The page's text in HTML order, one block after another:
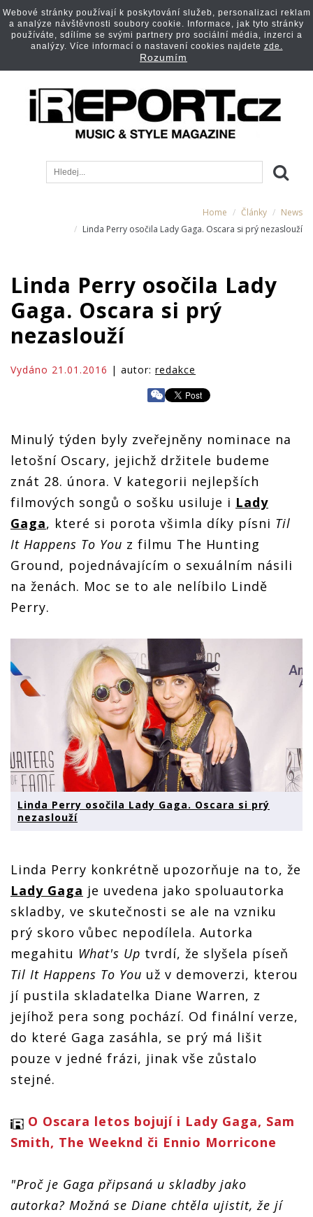
Home Články
News
Linda Perry osočila Lady Gaga. Oscara si prý nezaslouží
Linda Perry osočila Lady
Gaga. Oscara si prý
nezaslouží
Vydáno 21.01.2016 | autor: redakce
Minulý týden byly zveřejněny nominace na
letošní Oscary, jejichž držitele budeme
znát 28. února. V kategorii nejlepších
filmových songů o sošku usiluje i Lady
Gaga, které si porota všimla díky písni Til
It Happens To You z filmu The Hunting
Ground, pojednávajícím o sexuálním násili
na ženách. Moc se to ale nelíbilo Lindě
Perry.
Linda Perry osočila Lady Gaga. Oscara si prý
nezaslouží
Linda Perry konkrétně upozorňuje na to, že
Lady Gaga je uvedena jako spoluautorka
skladby, ve skutečnosti se ale na vzniku
prý skoro vůbec nepodílela. Autorka
megahitu What's Up tvrdí, že slyšela píseň
Til It Happens To You už v demoverzi, kterou
jí pustila skladatelka Diane Warren, z
jejíhož pera song pochází. Od finální verze,
do které Gaga zasáhla, se prý má lišit
pouze v jedné frázi, jinak vše zůstalo
stejné.
O Oscara letos bojují i Lady Gaga, Sam
Smith, The Weeknd či Ennio Morricone
"Proč je Gaga připsaná u skladby jako
autorka? Možná se Diane chtěla ujistit, že jí
Webové stránky používají k poskytování služeb, personalizaci reklam
a analýze návštěvnosti soubory cookie. Informace, jak tyto stránky
používáte, sdílíme se svými partnery pro sociální média, inzerci a
analýzy. Více informací o nastavení cookies najdete zde.
Rozumím